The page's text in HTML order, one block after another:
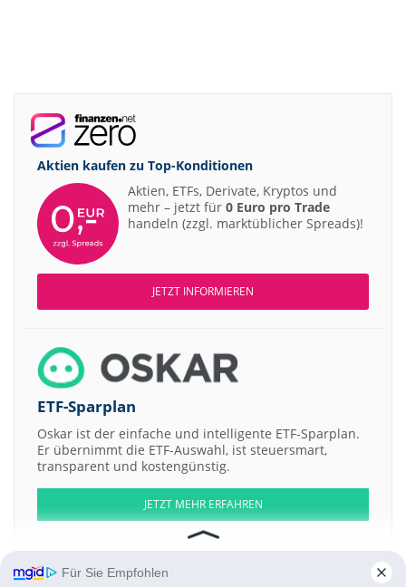
Aktien kaufen zu Top-Konditionen
Aktien, ETFs, Derivate, Kryptos und
mehr – jetzt für 0 Euro pro Trade
handeln (zzgl. marktüblicher Spreads)!
JETZT INFORMIEREN
ETF-Sparplan
Oskar ist der einfache und intelligente ETF-Sparplan.
Er übernimmt die ETF-Auswahl, ist steuersmart,
transparent und kostengünstig.
JETZT MEHR ERFAHREN
Für Sie Empfohlen